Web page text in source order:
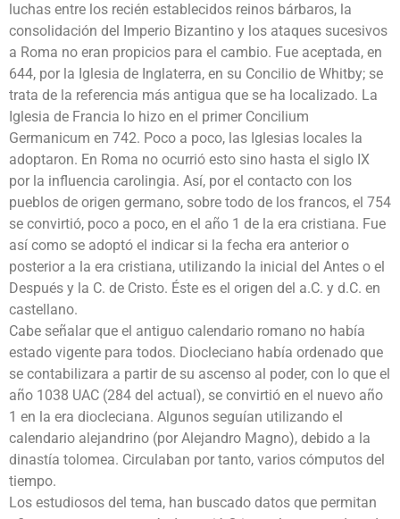
luchas entre los recién establecidos reinos bárbaros, la
consolidación del Imperio Bizantino y los ataques sucesivos
a Roma no eran propicios para el cambio. Fue aceptada, en
644, por la Iglesia de Inglaterra, en su Concilio de Whitby; se
trata de la referencia más antigua que se ha localizado. La
Iglesia de Francia lo hizo en el primer Concilium
Germanicum en 742. Poco a poco, las Iglesias locales la
adoptaron. En Roma no ocurrió esto sino hasta el siglo IX
por la influencia carolingia. Así, por el contacto con los
pueblos de origen germano, sobre todo de los francos, el 754
se convirtió, poco a poco, en el año 1 de la era cristiana. Fue
así como se adoptó el indicar si la fecha era anterior o
posterior a la era cristiana, utilizando la inicial del Antes o el
Después y la C. de Cristo. Éste es el origen del a.C. y d.C. en
castellano.
Cabe señalar que el antiguo calendario romano no había
estado vigente para todos. Diocleciano había ordenado que
se contabilizara a partir de su ascenso al poder, con lo que el
año 1038 UAC (284 del actual), se convirtió en el nuevo año
1 en la era diocleciana. Algunos seguían utilizando el
calendario alejandrino (por Alejandro Magno), debido a la
dinastía tolomea. Circulaban por tanto, varios cómputos del
tiempo.
Los estudiosos del tema, han buscado datos que permitan